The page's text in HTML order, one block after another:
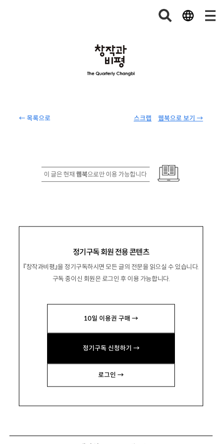
← 목록으로 웹북으로 보기 →
스크랩
정기구독 회원 전용 콘텐츠
『창작과비평』을 정기구독하시면 모든 글의 전문을 읽으실 수 있습니다.
구독 중이신 회원은 로그인 후 이용 가능합니다.
10일 이용권 구매 →
정기구독 신청하기 →
로그인 →